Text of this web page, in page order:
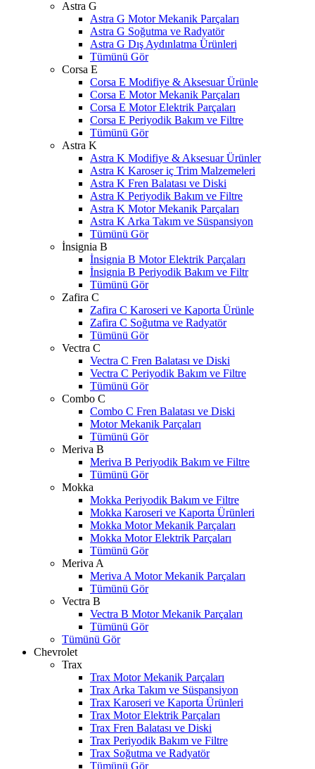
Astra G
Astra G Motor Mekanik Parçaları
Astra G Soğutma ve Radyatör
Astra G Dış Aydınlatma Ürünleri
Tümünü Gör
Corsa E
Corsa E Modifiye & Aksesuar Ürünle
Corsa E Motor Mekanik Parçaları
Corsa E Motor Elektrik Parçaları
Corsa E Periyodik Bakım ve Filtre
Tümünü Gör
Astra K
Astra K Modifiye & Aksesuar Ürünler
Astra K Karoser iç Trim Malzemeleri
Astra K Fren Balatası ve Diski
Astra K Periyodik Bakım ve Filtre
Astra K Motor Mekanik Parçaları
Astra K Arka Takım ve Süspansiyon
Tümünü Gör
İnsignia B
İnsignia B Motor Elektrik Parçaları
İnsignia B Periyodik Bakım ve Filtr
Tümünü Gör
Zafira C
Zafira C Karoseri ve Kaporta Ürünle
Zafira C Soğutma ve Radyatör
Tümünü Gör
Vectra C
Vectra C Fren Balatası ve Diski
Vectra C Periyodik Bakım ve Filtre
Tümünü Gör
Combo C
Combo C Fren Balatası ve Diski
Motor Mekanik Parçaları
Tümünü Gör
Meriva B
Meriva B Periyodik Bakım ve Filtre
Tümünü Gör
Mokka
Mokka Periyodik Bakım ve Filtre
Mokka Karoseri ve Kaporta Ürünleri
Mokka Motor Mekanik Parçaları
Mokka Motor Elektrik Parçaları
Tümünü Gör
Meriva A
Meriva A Motor Mekanik Parçaları
Tümünü Gör
Vectra B
Vectra B Motor Mekanik Parçaları
Tümünü Gör
Tümünü Gör
Chevrolet
Trax
Trax Motor Mekanik Parçaları
Trax Arka Takım ve Süspansiyon
Trax Karoseri ve Kaporta Ürünleri
Trax Motor Elektrik Parçaları
Trax Fren Balatası ve Diski
Trax Periyodik Bakım ve Filtre
Trax Soğutma ve Radyatör
Tümünü Gör